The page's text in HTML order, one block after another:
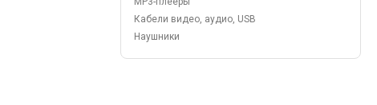
Кабели видео, аудио, USB
Наушники